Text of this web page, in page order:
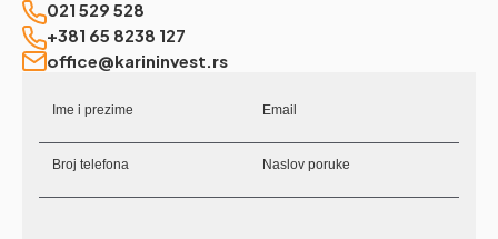
021 529 528
+381 65 8238 127
office@karininvest.rs